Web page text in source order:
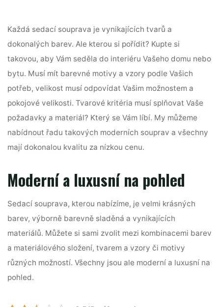
Každá sedací souprava je vynikajících tvarů a
dokonalých barev. Ale kterou si pořídit? Kupte si
takovou, aby Vám seděla do interiéru Vašeho domu nebo
bytu. Musí mít barevné motivy a vzory podle Vašich
potřeb, velikost musí odpovídat Vašim možnostem a
pokojové velikosti. Tvarové kritéria musí splňovat Vaše
požadavky a materiál? Který se Vám líbí. My můžeme
nabídnout řadu takových moderních souprav a všechny
mají dokonalou kvalitu za nízkou cenu.
Moderní a luxusní na pohled
Sedací souprava, kterou nabízíme, je velmi krásných
barev, výborně barevně sladěná a vynikajících
materiálů. Můžete si sami zvolit mezi kombinacemi barev
a materiálového složení, tvarem a vzory či motivy
různých možností. Všechny jsou ale moderní a luxusní na
pohled.